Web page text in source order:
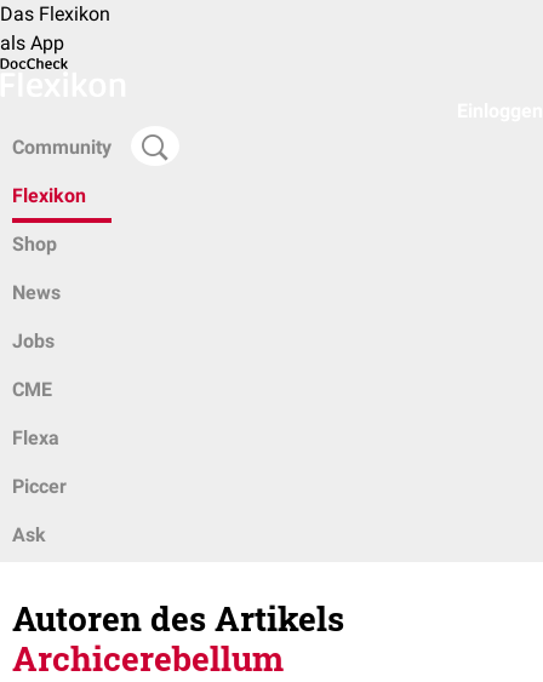
Das Flexikon
als App
Community
Flexikon
Shop
News
Jobs
CME
Flexa
Piccer
Ask
Autoren des Artikels
Archicerebellum